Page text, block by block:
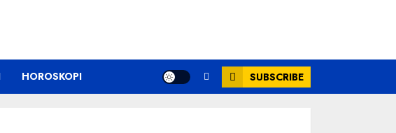
HOROSKOPI SUBSCRIBE